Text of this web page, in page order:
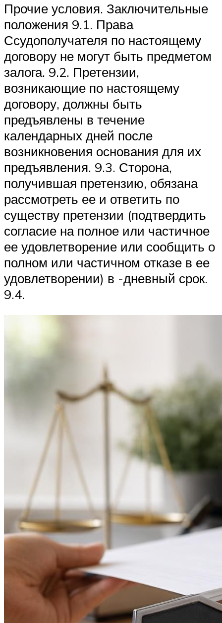
Прочие условия. Заключительные
положения 9.1. Права
Ссудополучателя по настоящему
договору не могут быть предметом
залога. 9.2. Претензии,
возникающие по настоящему
договору, должны быть
предъявлены в течение
календарных дней после
возникновения основания для их
предъявления. 9.3. Сторона,
получившая претензию, обязана
рассмотреть ее и ответить по
существу претензии (подтвердить
согласие на полное или частичное
ее удовлетворение или сообщить о
полном или частичном отказе в ее
удовлетворении) в -дневный срок.
9.4.